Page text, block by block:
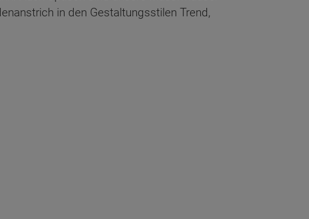
in den Gestaltungsstilen Trend,